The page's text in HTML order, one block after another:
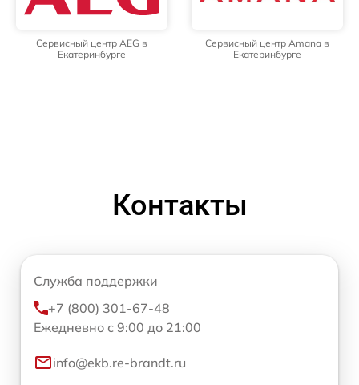
Сервисный центр AEG в
Екатеринбурге
Сервисный центр Amana в
Екатеринбурге
Контакты
Служба поддержки
+7 (800) 301-67-48
Ежедневно с 9:00 до 21:00
info@ekb.re-brandt.ru